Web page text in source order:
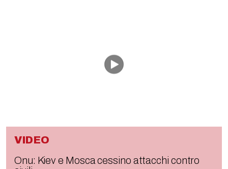
VIDEO
Onu: Kiev e Mosca cessino attacchi contro